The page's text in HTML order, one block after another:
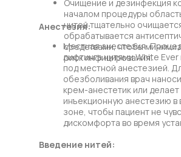
Очищение и дезинфекция
началом процедуры
нитей тщательно
обрабатывается
средствами, чтобы
риск инфицирования.
Анестезия:
Местная анестезия:
лифтинга нитями White
под местной анестезией.
обезболивания врач
крем-анестетик или делает
инъекционную анестезию в
зоне, чтобы пациент не
дискомфорта во время
Введение нитей: